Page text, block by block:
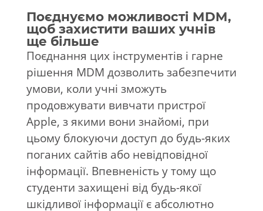
Поєднуємо можливості MDM,
щоб захистити ваших учнів
ще більше
Поєднання цих інструментів і гарне
рішення MDM дозволить забезпечити
умови, коли учні зможуть
продовжувати вивчати пристрої
Apple, з якими вони знайомі, при
цьому блокуючи доступ до будь-яких
поганих сайтів або невідповідної
інформації. Впевненість у тому що
студенти захищені від будь-якої
шкідливої інформації є абсолютно